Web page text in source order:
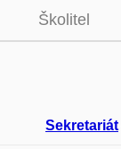
Školitel
Sekretariát